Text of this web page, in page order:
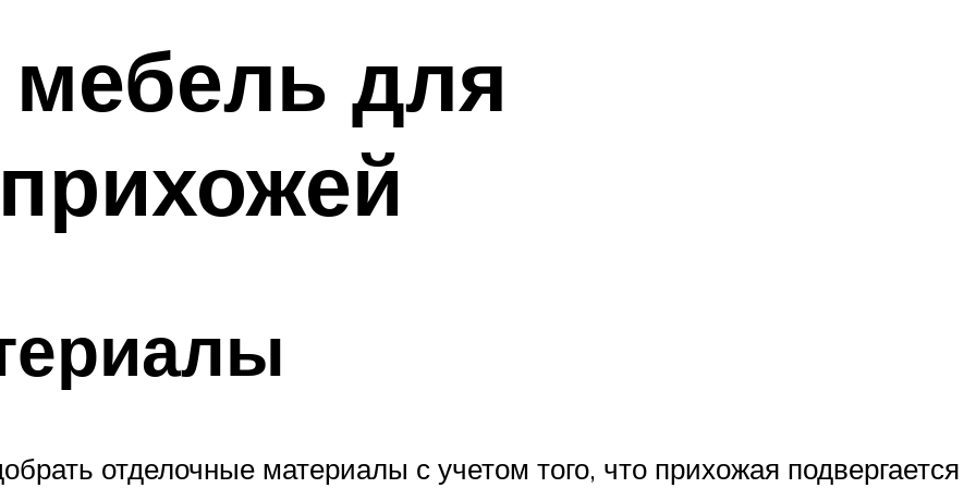
для
отделочные материалы с учетом того, что прихожая подвергается